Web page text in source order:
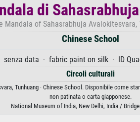
di
Mandala of Sahasrabhuja
Chinese School
senza data · fabric paint on silk · ID
Circoli culturali
Tunhuang · Chinese School. Disponibile come
non patinata o carta giapponese.
National Museum of India, New Delhi, India /